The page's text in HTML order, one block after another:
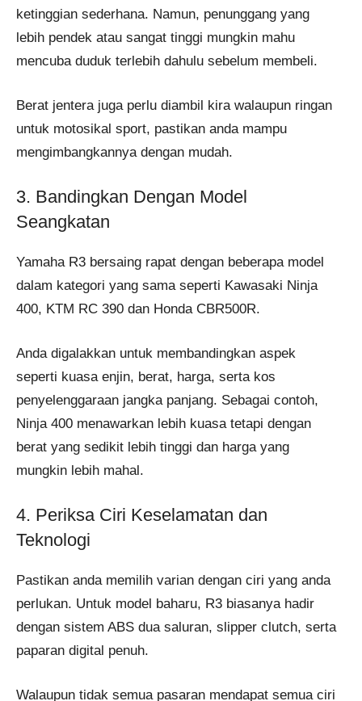
ketinggian sederhana. Namun, penunggang yang
lebih pendek atau sangat tinggi mungkin mahu
mencuba duduk terlebih dahulu sebelum membeli.
Berat jentera juga perlu diambil kira walaupun ringan
untuk motosikal sport, pastikan anda mampu
mengimbangkannya dengan mudah.
3. Bandingkan Dengan Model
Seangkatan
Yamaha R3 bersaing rapat dengan beberapa model
dalam kategori yang sama seperti Kawasaki Ninja
400, KTM RC 390 dan Honda CBR500R.
Anda digalakkan untuk membandingkan aspek
seperti kuasa enjin, berat, harga, serta kos
penyelenggaraan jangka panjang. Sebagai contoh,
Ninja 400 menawarkan lebih kuasa tetapi dengan
berat yang sedikit lebih tinggi dan harga yang
mungkin lebih mahal.
4. Periksa Ciri Keselamatan dan
Teknologi
Pastikan anda memilih varian dengan ciri yang anda
perlukan. Untuk model baharu, R3 biasanya hadir
dengan sistem ABS dua saluran, slipper clutch, serta
paparan digital penuh.
Walaupun tidak semua pasaran mendapat semua ciri